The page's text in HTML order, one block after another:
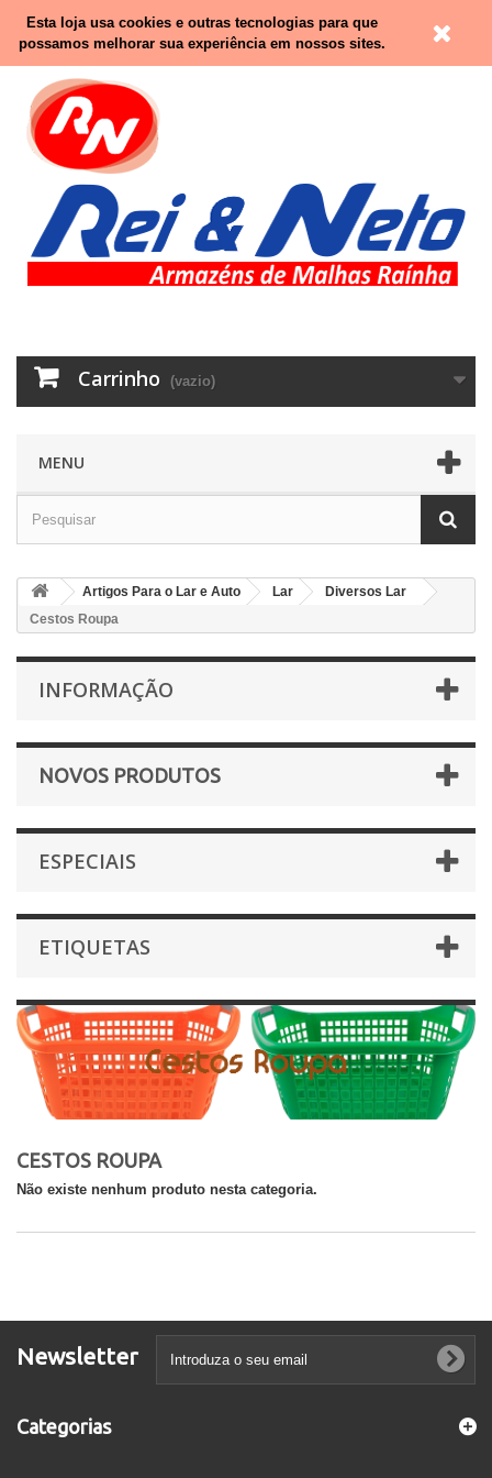
Contacte-nos
Carrinho (vazio)
MENU
Artigos Para o Lar e Auto Lar
Diversos Lar
Cestos Roupa
INFORMAÇÃO
NOVOS PRODUTOS
ESPECIAIS
ETIQUETAS
CESTOS ROUPA
Não existe nenhum produto nesta categoria.
Newsletter
Categorias
Esta loja usa cookies e outras tecnologias para que
possamos melhorar sua experiência em nossos sites.